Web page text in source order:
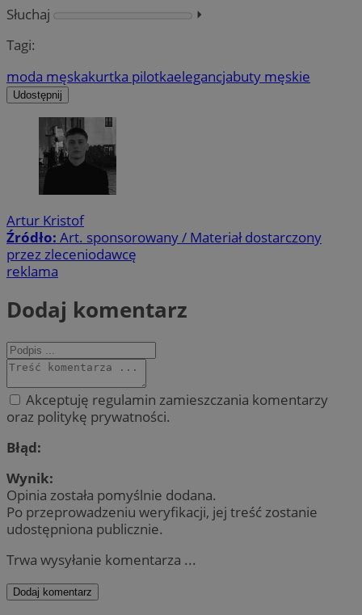
Słuchaj
⏵︎
Tagi:
moda męskakurtka pilotkaelegancjabuty męskie
Udostępnij
Artur Kristof
Źródło: Art. sponsorowany / Materiał dostarczony
przez zleceniodawcę
reklama
Dodaj komentarz
Akceptuję regulamin zamieszczania komentarzy
oraz politykę prywatności.
Błąd:
Wynik:
Opinia została pomyślnie dodana.
Po przeprowadzeniu weryfikacji, jej treść zostanie
udostępniona publicznie.
Trwa wysyłanie komentarza ...
Dodaj komentarz